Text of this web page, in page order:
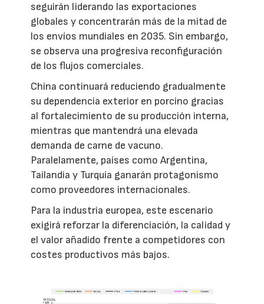
seguirán liderando las exportaciones
globales y concentrarán más de la mitad de
los envíos mundiales en 2035. Sin embargo,
se observa una progresiva reconfiguración
de los flujos comerciales.
China continuará reduciendo gradualmente
su dependencia exterior en porcino gracias
al fortalecimiento de su producción interna,
mientras que mantendrá una elevada
demanda de carne de vacuno.
Paralelamente, países como Argentina,
Tailandia y Turquía ganarán protagonismo
como proveedores internacionales.
Para la industria europea, este escenario
exigirá reforzar la diferenciación, la calidad y
el valor añadido frente a competidores con
costes productivos más bajos.